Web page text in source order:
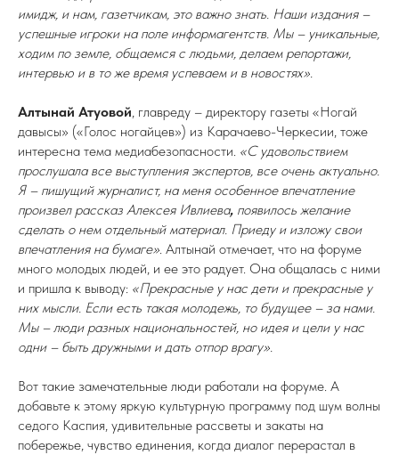
имидж, и нам, газетчикам, это важно знать. Наши издания –
успешные игроки на поле информагентств. Мы – уникальные,
ходим по земле, общаемся с людьми, делаем репортажи,
интервью и в то же время успеваем и в новостях».
Алтынай Атуовой, главреду – директору газеты «Ногай
давысы» («Голос ногайцев») из Карачаево-Черкесии, тоже
интересна тема медиабезопасности. «С удовольствием
прослушала все выступления экспертов, все очень актуально.
Я – пишущий журналист, на меня особенное впечатление
произвел рассказ Алексея Ивлиева, появилось желание
сделать о нем отдельный материал. Приеду и изложу свои
впечатления на бумаге». Алтынай отмечает, что на форуме
много молодых людей, и ее это радует. Она общалась с ними
и пришла к выводу: «Прекрасные у нас дети и прекрасные у
них мысли. Если есть такая молодежь, то будущее – за нами.
Мы – люди разных национальностей, но идея и цели у нас
одни – быть дружными и дать отпор врагу».
Вот такие замечательные люди работали на форуме. А
добавьте к этому яркую культурную программу под шум волны
седого Каспия, удивительные рассветы и закаты на
побережье, чувство единения, когда диалог перерастал в